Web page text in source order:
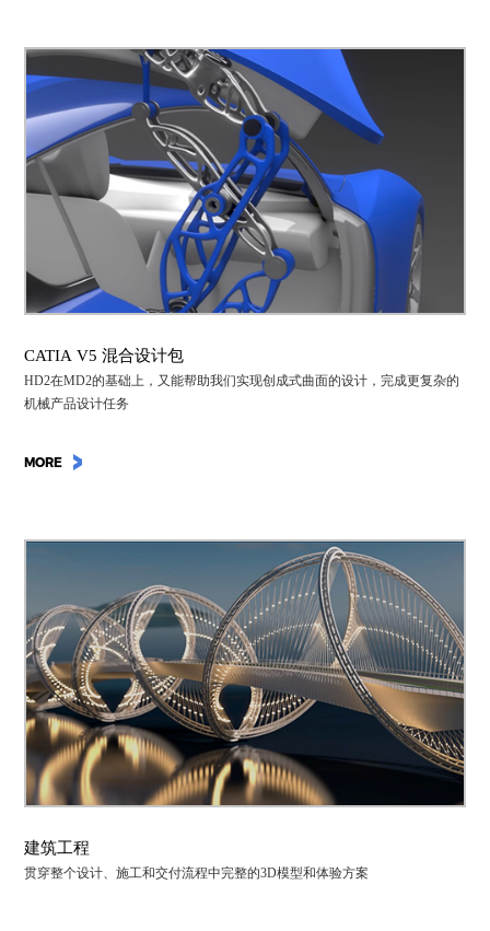
CATIA V5 混合设计包
HD2在MD2的基础上，又能帮助我们实现创成式曲面的设计，完成更复杂的
机械产品设计任务
MORE
建筑工程
贯穿整个设计、施工和交付流程中完整的3D模型和体验方案